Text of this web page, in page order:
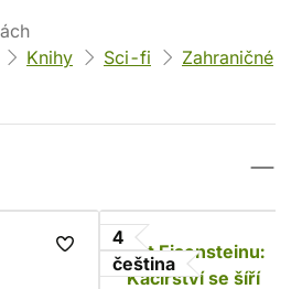
Knihy Sci-fi
Zahraničné
4
čeština
Let Eisensteinu:
Kacířství se šíří